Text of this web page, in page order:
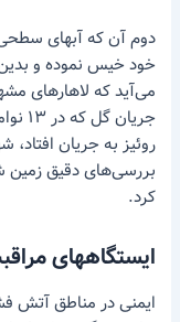
دوم آن که آبهای
خود خیس نموده و بدین
می‌آید که لاهارهای
روئیز به جریان
بررسی‌های دقیق زمین
کرد.
ایستگاههای
ایمنی در مناطق آتش